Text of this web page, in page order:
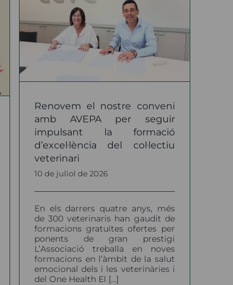
Renovem el nostre conveni
amb AVEPA per seguir
impulsant la formació
d’excel·lència del col·lectiu
veterinari
10 de juliol de 2026
En els darrers quatre anys, més
de 300 veterinaris han gaudit de
formacions gratuïtes ofertes per
ponents de gran prestigi
L’Associació treballa en noves
formacions en l’àmbit de la salut
emocional dels i les veterinàries i
del One Health El [...]